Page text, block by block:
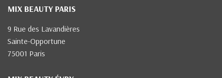
MIX BEAUTY PARIS
9 Rue des Lavandières
Sainte-Opportune
75001 Paris